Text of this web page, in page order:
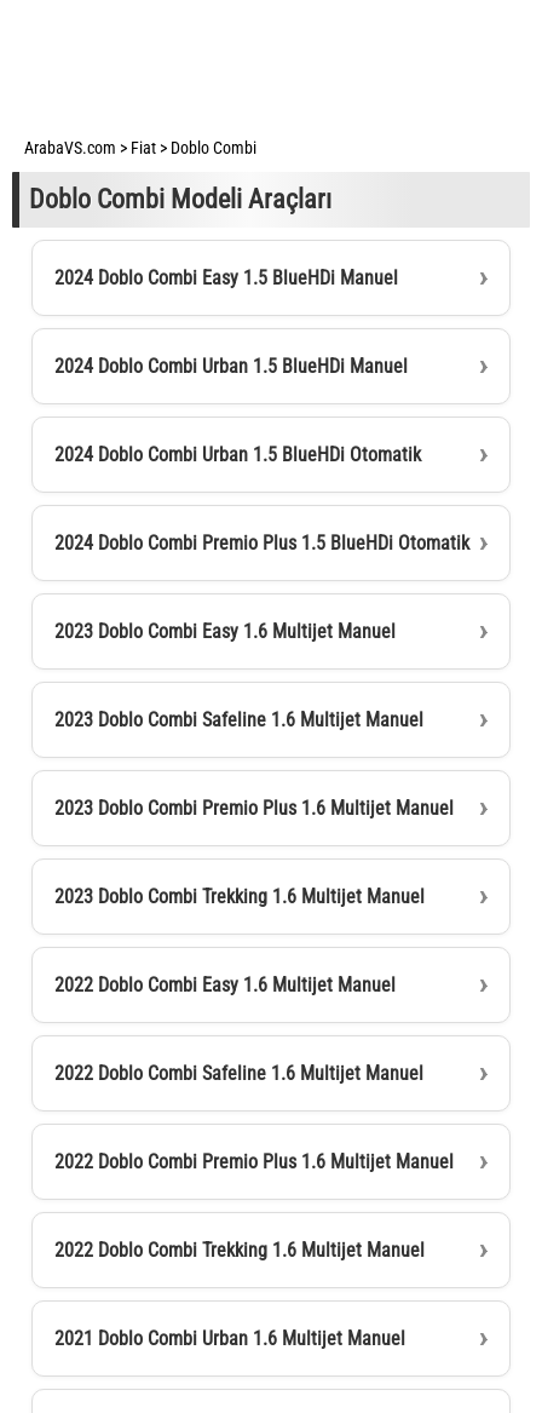
ArabaVS.com > Fiat > Doblo Combi
Doblo Combi Modeli Araçları
2024 Doblo Combi Easy 1.5 BlueHDi Manuel
2024 Doblo Combi Urban 1.5 BlueHDi Manuel
2024 Doblo Combi Urban 1.5 BlueHDi Otomatik
2024 Doblo Combi Premio Plus 1.5 BlueHDi Otomatik
2023 Doblo Combi Easy 1.6 Multijet Manuel
2023 Doblo Combi Safeline 1.6 Multijet Manuel
2023 Doblo Combi Premio Plus 1.6 Multijet Manuel
2023 Doblo Combi Trekking 1.6 Multijet Manuel
2022 Doblo Combi Easy 1.6 Multijet Manuel
2022 Doblo Combi Safeline 1.6 Multijet Manuel
2022 Doblo Combi Premio Plus 1.6 Multijet Manuel
2022 Doblo Combi Trekking 1.6 Multijet Manuel
2021 Doblo Combi Urban 1.6 Multijet Manuel